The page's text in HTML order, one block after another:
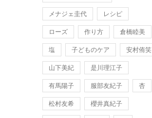
メナジェ圭代 レシピ
ローズ 作り方 倉橋睦美
塩 子どものケア 安村侑笑
山下美紀 是川理江子
有馬陽子 服部友紀子 杏
松村友希 櫻井真紀子